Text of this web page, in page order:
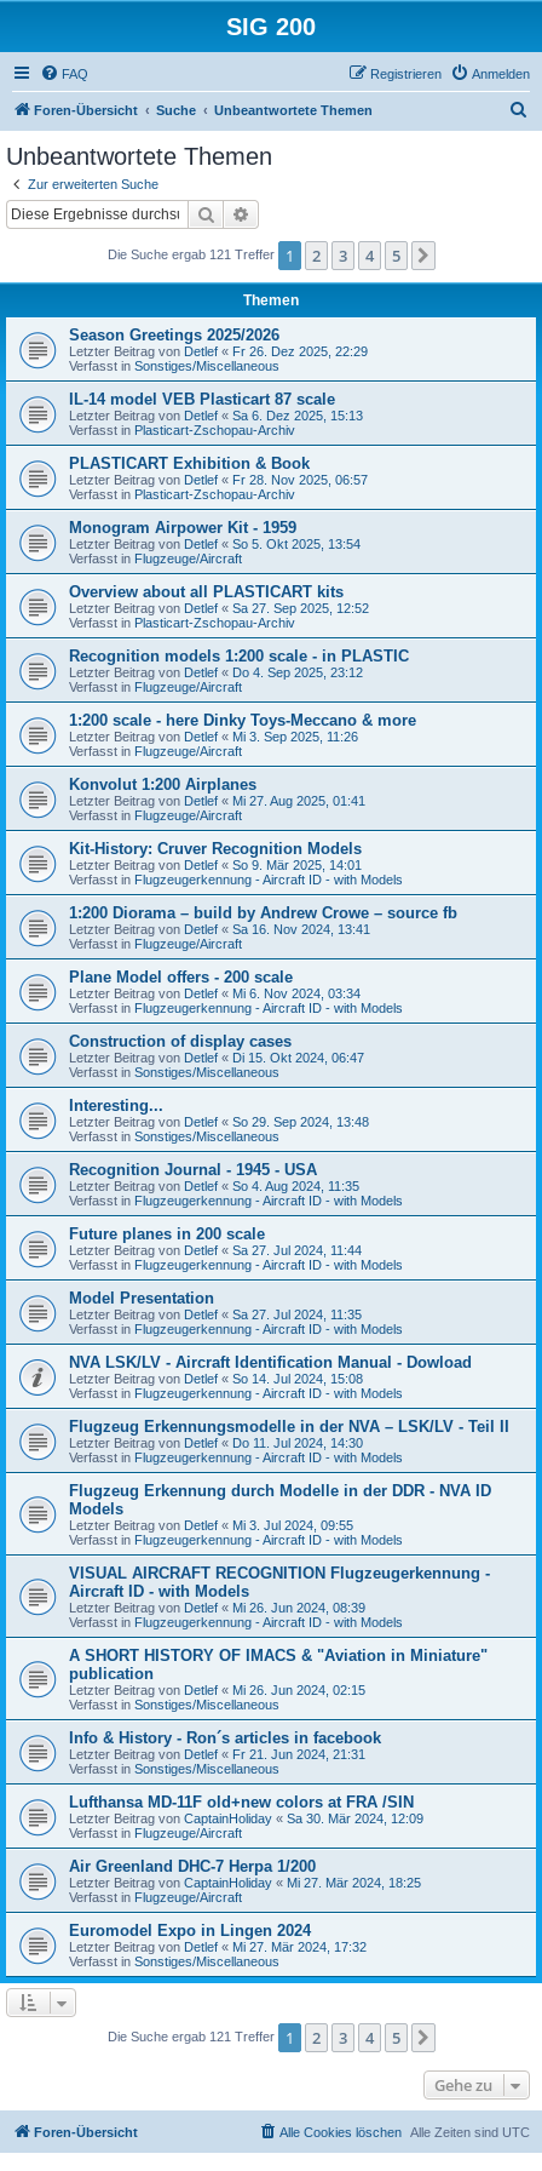
SIG 200
FAQ Anmelden
Registrieren
Foren-Übersicht Suche Unbeantwortete Themen
Unbeantwortete Themen
Zur erweiterten Suche
Suche
Die Suche ergab 121 Treffer 1 2 3 4 5
Themen
Season Greetings 2025/2026
Letzter Beitrag von Detlef « Fr 26. Dez 2025, 22:29
Verfasst in Sonstiges/Miscellaneous
IL-14 model VEB Plasticart 87 scale
Letzter Beitrag von Detlef « Sa 6. Dez 2025, 15:13
Verfasst in Plasticart-Zschopau-Archiv
PLASTICART Exhibition & Book
Letzter Beitrag von Detlef « Fr 28. Nov 2025, 06:57
Verfasst in Plasticart-Zschopau-Archiv
Monogram Airpower Kit - 1959
Letzter Beitrag von Detlef « So 5. Okt 2025, 13:54
Verfasst in Flugzeuge/Aircraft
Overview about all PLASTICART kits
Letzter Beitrag von Detlef « Sa 27. Sep 2025, 12:52
Verfasst in Plasticart-Zschopau-Archiv
Recognition models 1:200 scale - in PLASTIC
Letzter Beitrag von Detlef « Do 4. Sep 2025, 23:12
Verfasst in Flugzeuge/Aircraft
1:200 scale - here Dinky Toys-Meccano & more
Letzter Beitrag von Detlef « Mi 3. Sep 2025, 11:26
Verfasst in Flugzeuge/Aircraft
Konvolut 1:200 Airplanes
Letzter Beitrag von Detlef « Mi 27. Aug 2025, 01:41
Verfasst in Flugzeuge/Aircraft
Kit-History: Cruver Recognition Models
Letzter Beitrag von Detlef « So 9. Mär 2025, 14:01
Verfasst in Flugzeugerkennung - Aircraft ID - with Models
1:200 Diorama – build by Andrew Crowe – source fb
Letzter Beitrag von Detlef « Sa 16. Nov 2024, 13:41
Verfasst in Flugzeuge/Aircraft
Plane Model offers - 200 scale
Letzter Beitrag von Detlef « Mi 6. Nov 2024, 03:34
Verfasst in Flugzeugerkennung - Aircraft ID - with Models
Construction of display cases
Letzter Beitrag von Detlef « Di 15. Okt 2024, 06:47
Verfasst in Sonstiges/Miscellaneous
Interesting...
Letzter Beitrag von Detlef « So 29. Sep 2024, 13:48
Verfasst in Sonstiges/Miscellaneous
Recognition Journal - 1945 - USA
Letzter Beitrag von Detlef « So 4. Aug 2024, 11:35
Verfasst in Flugzeugerkennung - Aircraft ID - with Models
Future planes in 200 scale
Letzter Beitrag von Detlef « Sa 27. Jul 2024, 11:44
Verfasst in Flugzeugerkennung - Aircraft ID - with Models
Model Presentation
Letzter Beitrag von Detlef « Sa 27. Jul 2024, 11:35
Verfasst in Flugzeugerkennung - Aircraft ID - with Models
NVA LSK/LV - Aircraft Identification Manual - Dowload
Letzter Beitrag von Detlef « So 14. Jul 2024, 15:08
Verfasst in Flugzeugerkennung - Aircraft ID - with Models
Flugzeug Erkennungsmodelle in der NVA – LSK/LV - Teil II
Letzter Beitrag von Detlef « Do 11. Jul 2024, 14:30
Verfasst in Flugzeugerkennung - Aircraft ID - with Models
Flugzeug Erkennung durch Modelle in der DDR - NVA ID
Models
Letzter Beitrag von Detlef « Mi 3. Jul 2024, 09:55
Verfasst in Flugzeugerkennung - Aircraft ID - with Models
VISUAL AIRCRAFT RECOGNITION Flugzeugerkennung -
Aircraft ID - with Models
Letzter Beitrag von Detlef « Mi 26. Jun 2024, 08:39
Verfasst in Flugzeugerkennung - Aircraft ID - with Models
A SHORT HISTORY OF IMACS & "Aviation in Miniature"
publication
Letzter Beitrag von Detlef « Mi 26. Jun 2024, 02:15
Verfasst in Sonstiges/Miscellaneous
Info & History - Ron´s articles in facebook
Letzter Beitrag von Detlef « Fr 21. Jun 2024, 21:31
Verfasst in Sonstiges/Miscellaneous
Lufthansa MD-11F old+new colors at FRA /SIN
Letzter Beitrag von CaptainHoliday « Sa 30. Mär 2024, 12:09
Verfasst in Flugzeuge/Aircraft
Air Greenland DHC-7 Herpa 1/200
Letzter Beitrag von CaptainHoliday « Mi 27. Mär 2024, 18:25
Verfasst in Flugzeuge/Aircraft
Euromodel Expo in Lingen 2024
Letzter Beitrag von Detlef « Mi 27. Mär 2024, 17:32
Verfasst in Sonstiges/Miscellaneous
Die Suche ergab 121 Treffer 1 2 3 4 5
Gehe zu
Foren-Übersicht Alle Zeiten sind UTC
Alle Cookies löschen